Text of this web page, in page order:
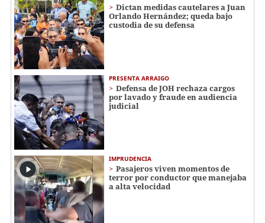
Dictan medidas cautelares a Juan
Orlando Hernández; queda bajo
custodia de su defensa
PRESENTA ARRAIGO
Defensa de JOH rechaza cargos
por lavado y fraude en audiencia
judicial
IMPRUDENCIA
Pasajeros viven momentos de
terror por conductor que manejaba
a alta velocidad